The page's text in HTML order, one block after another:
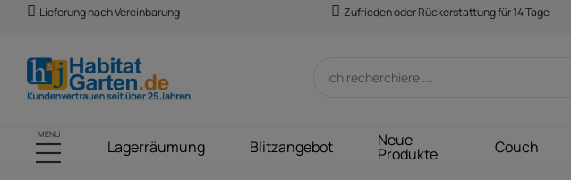
Lieferung nach Vereinbarung Zufrieden oder Rückerstattung für 14 Tage
MENU
Lagerräumung Blitzangebot Neue
Produkte Couch